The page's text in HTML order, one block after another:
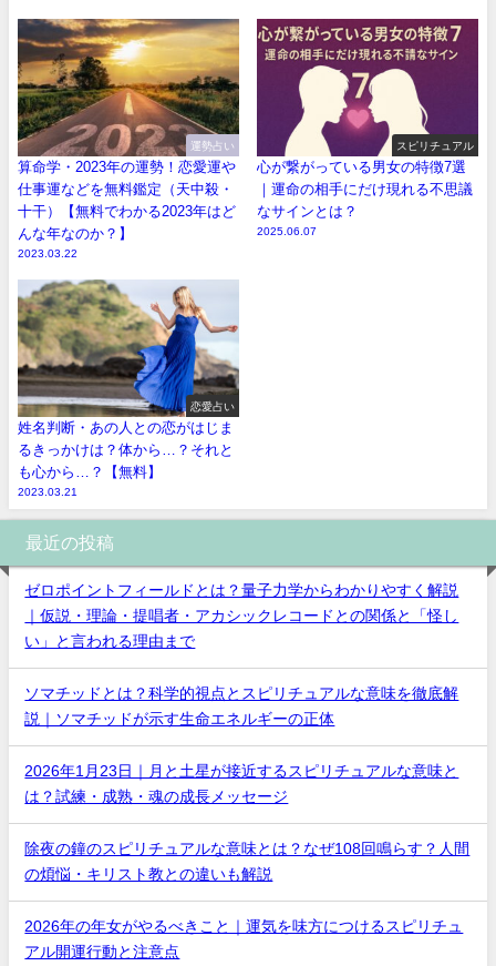
運勢占い
算命学・2023年の運勢！恋愛運や
仕事運などを無料鑑定（天中殺・
十干）【無料でわかる2023年はど
んな年なのか？】
2023.03.22
スピリチュアル
心が繋がっている男女の特徴7選
｜運命の相手にだけ現れる不思議
なサインとは？
2025.06.07
恋愛占い
姓名判断・あの人との恋がはじま
るきっかけは？体から…？それと
も心から…？【無料】
2023.03.21
最近の投稿
ゼロポイントフィールドとは？量子力学からわかりやすく解説
｜仮説・理論・提唱者・アカシックレコードとの関係と「怪し
い」と言われる理由まで
ソマチッドとは？科学的視点とスピリチュアルな意味を徹底解
説｜ソマチッドが示す生命エネルギーの正体
2026年1月23日｜月と土星が接近するスピリチュアルな意味と
は？試練・成熟・魂の成長メッセージ
除夜の鐘のスピリチュアルな意味とは？なぜ108回鳴らす？人間
の煩悩・キリスト教との違いも解説
2026年の年女がやるべきこと｜運気を味方につけるスピリチュ
アル開運行動と注意点